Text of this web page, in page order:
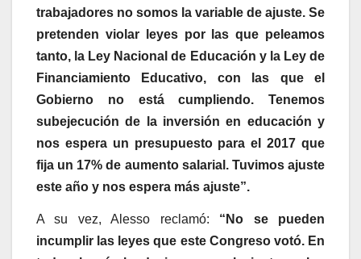
trabajadores no somos la variable de ajuste. Se
pretenden violar leyes por las que peleamos
tanto, la Ley Nacional de Educación y la Ley de
Financiamiento Educativo, con las que el
Gobierno no está cumpliendo. Tenemos
subejecución de la inversión en educación y
nos espera un presupuesto para el 2017 que
fija un 17% de aumento salarial. Tuvimos ajuste
este año y nos espera más ajuste”.
A su vez, Alesso reclamó: “No se pueden
incumplir las leyes que este Congreso votó. En